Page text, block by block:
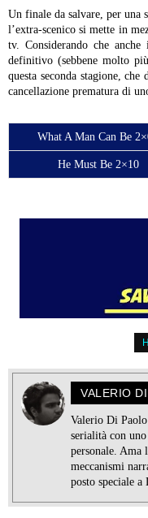
Un finale da salvare, per una
l’extra-scenico si mette in
tv. Considerando che anche
definitivo (sebbene molto
questa seconda stagione,
cancellazione prematura di
What A Man Can Be
He Must Be 2×10
VALERIO
Valerio Di Paolo
serialità con
personale. Ama
meccanismi
posto speciale a